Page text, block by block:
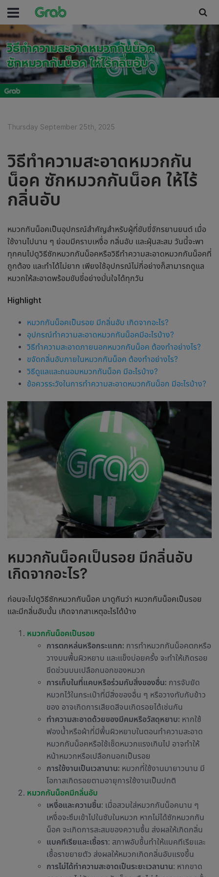
Thursday September 25th, 2025
วิธีทำความสะอาดหมวกกัน
น็อค ซักหมวกกันน็อค ให้ไร้
กลิ่นอับ
หมวกกันน็อคเป็นอุปกรณ์สำคัญสำหรับผู้ที่ขับขี่จักรยานยนต์ เมื่อ
ใช้งานไปนาน ๆ ย่อมมีคราบเหงื่อ กลิ่นอับ และฝุ่นสะสม วันนี้จะพา
ทุกคนไปดูวิธีซักหมวกกันน็อคหรือวิธีทำความสะอาดหมวกกันน็อคที่
ถูกต้อง และทำได้ไม่ยาก เพียงใช้อุปกรณ์ไม่กี่อย่างก็สามารถดูแล
หมวกให้สะอาดพร้อมขับขี่อย่างมั่นใจได้ทุกวัน
Highlight
หมวกกันน็อคเป็นรอย มีกลิ่นอับ เกิดจากอะไร?
อุปกรณ์ทำความสะอาดหมวกกันน็อคมีอะไรบ้าง?
วิธีทำความสะอาดภายนอกหมวกกันน็อค ต้องทำอย่างไร?
ขจัดกลิ่นอับภายในหมวกกันน็อค ต้องทำอย่างไร?
วิธีดูแลและถนอมหมวกกันน็อค มีอะไรบ้าง?
ข้อควรระวังในการทำความสะอาดหมวกกันน็อก มีอะไรบ้าง?
หมวกกันน็อคเป็นรอย มีกลิ่นอับ
เกิดจากอะไร?
ก่อนจะไปดูวิธีซักหมวกกันน็อค มาดูกันว่า หมวกกันน็อคเป็นรอย
และมีกลิ่นอับนั้น เกิดจากสาเหตุอะไรได้บ้าง
หมวกกันน็อคเป็นรอย
การตกหล่นหรือกระแทก: การทำหมวกกันน็อคตกหรือ
วางบนพื้นผิวหยาบ และแข็งบ่อยครั้ง จะทำให้เกิดรอย
ขีดข่วนบนเปลือกนอกของหมวก
การเก็บในที่แคบหรือร่วมกับสิ่งของอื่น: การจับยัด
หมวกไว้ในกระเป๋าที่มีสิ่งของอื่น ๆ หรือวางทับกับข้าว
ของ อาจเกิดการเสียดสีจนเกิดรอยได้เช่นกัน
ทำความสะอาดด้วยของมีคมหรือวัสดุหยาบ: หากใช้
ฟองน้ำหรือผ้าที่มีพื้นผิวหยาบในตอนทำความสะอาด
หมวกกันน็อคหรือใช้เช็ดหมวกแรงเกินไป อาจทำให้
หน้าหมวกหรือเปลือกนอกเป็นรอย
การใช้งานเป็นเวลานาน: หมวกที่ใช้งานมายาวนาน มี
โอกาสเกิดรอยตามอายุการใช้งานเป็นปกติ
หมวกกันน็อคมีกลิ่นอับ
เหงื่อและความชื้น: เมื่อสวมใส่หมวกกันน็อคนาน ๆ
เหงื่อจะซึมเข้าไปในซับในหมวก หากไม่ได้ซักหมวกกัน
น็อค จะเกิดการสะสมของความชื้น ส่งผลให้เกิดกลิ่น
แบคทีเรียและเชื้อรา: สภาพอับชื้นทำให้แบคทีเรียและ
เชื้อราขยายตัว ส่งผลให้หมวกเกิดกลิ่นอับแรงขึ้น
การไม่ได้ทำความสะอาดเป็นระยะเวลานาน: หากขาด